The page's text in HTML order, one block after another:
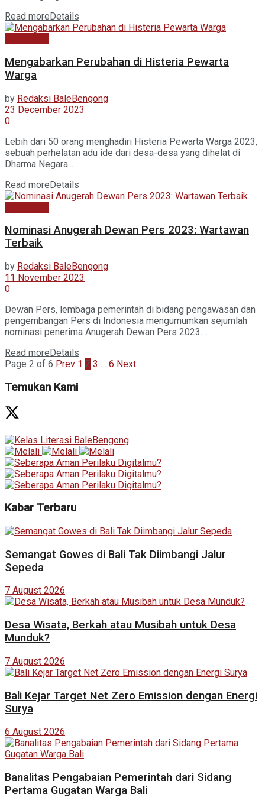
Read more Details
Mengabarkan Perubahan di Histeria Pewarta
Warga
by Redaksi BaleBengong
23 December 2023
0
Lebih dari 50 orang menghadiri Histeria Pewarta Warga 2023,
sebuah perhelatan adu ide dari desa-desa yang dihelat di
Dharma Negara...
Read moreDetails
Nominasi Anugerah Dewan Pers 2023: Wartawan
Terbaik
by Redaksi BaleBengong
11 November 2023
0
Dewan Pers, lembaga pemerintah di bidang pengawasan dan
pengembangan Pers di Indonesia mengumumkan sejumlah
nominasi penerima Anugerah Dewan Pers 2023....
Read moreDetails
Page 2 of 6 Prev 1 2 3 … 6 Next
Temukan Kami
Kabar Terbaru
Semangat Gowes di Bali Tak Diimbangi Jalur
Sepeda
7 August 2026
Desa Wisata, Berkah atau Musibah untuk Desa
Munduk?
7 August 2026
Bali Kejar Target Net Zero Emission dengan Energi
Surya
6 August 2026
Banalitas Pengabaian Pemerintah dari Sidang
Pertama Gugatan Warga Bali